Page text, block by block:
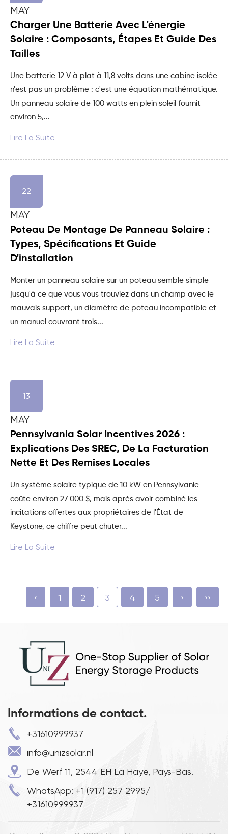
MAY
Charger Une Batterie Avec L'énergie
Solaire : Composants, Étapes Et Guide Des
Tailles
Une batterie 12 V à plat à 11,8 volts dans une cabine isolée
n'est pas un problème : c'est une équation mathématique.
Un panneau solaire de 100 watts en plein soleil fournit
environ 5,...
Lire La Suite
22
MAY
Poteau De Montage De Panneau Solaire :
Types, Spécifications Et Guide
D'installation
Monter un panneau solaire sur un poteau semble simple
jusqu'à ce que vous vous trouviez dans un champ avec le
mauvais support, un diamètre de poteau incompatible et
un manuel couvrant trois...
Lire La Suite
13
MAY
Pennsylvania Solar Incentives 2026 :
Explications Des SREC, De La Facturation
Nette Et Des Remises Locales
Un système solaire typique de 10 kW en Pennsylvanie
coûte environ 27 000 $, mais après avoir combiné les
incitations offertes aux propriétaires de l'État de
Keystone, ce chiffre peut chuter...
Lire La Suite
‹ 1 2 3 4 5 › ››
Informations de contact.
+31610999937
info@unizsolar.nl
De Werf 11, 2544 EH La Haye, Pays-Bas.
WhatsApp: +1 (917) 257 2995/
+31610999937